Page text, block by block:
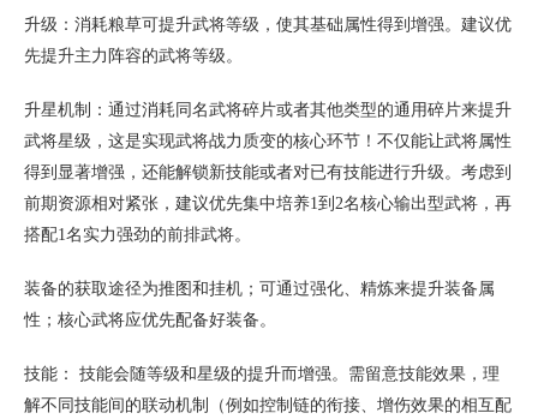
升级：消耗粮草可提升武将等级，使其基础属性得到增强。建议优
先提升主力阵容的武将等级。
升星机制：通过消耗同名武将碎片或者其他类型的通用碎片来提升
武将星级，这是实现武将战力质变的核心环节！不仅能让武将属性
得到显著增强，还能解锁新技能或者对已有技能进行升级。考虑到
前期资源相对紧张，建议优先集中培养1到2名核心输出型武将，再
搭配1名实力强劲的前排武将。
装备的获取途径为推图和挂机；可通过强化、精炼来提升装备属
性；核心武将应优先配备好装备。
技能： 技能会随等级和星级的提升而增强。需留意技能效果，理
解不同技能间的联动机制（例如控制链的衔接、增伤效果的相互配